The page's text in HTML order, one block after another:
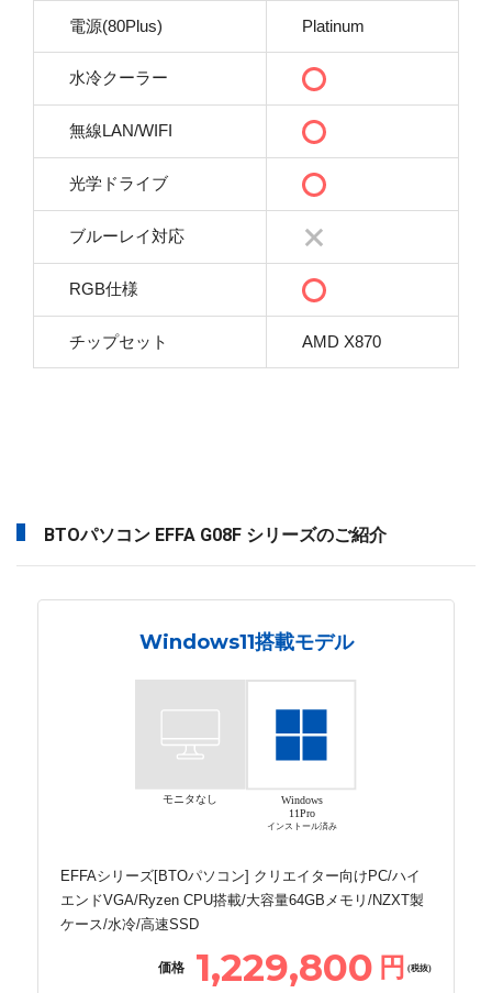
電源(80Plus) Platinum
水冷クーラー
無線LAN/WIFI
光学ドライブ
ブルーレイ対応
RGB仕様
チップセット AMD X870
BTOパソコン EFFA G08F シリーズのご紹介
Windows11搭載モデル
モニタなし
Windows
11Pro
インストール済み
EFFAシリーズ[BTOパソコン] クリエイター向けPC/ハイ
エンドVGA/Ryzen CPU搭載/大容量64GBメモリ/NZXT製
ケース/水冷/高速SSD
価格 1,229,800 円 (税抜)